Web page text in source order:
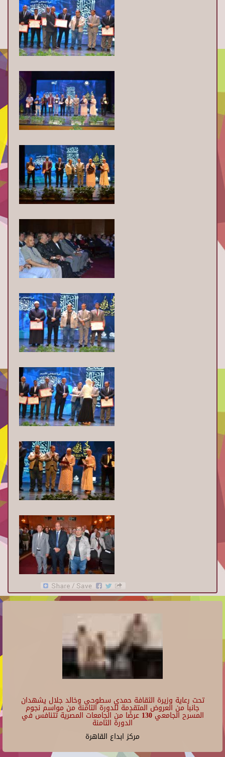
تحت رعاية وزيرة الثقافة حمدي سطوحي وخالد جلال يشهدان
جانبا من العروض المتقدمة للدورة الثامنة من مواسم نجوم
المسرح الجامعي 130 عرضًا من الجامعات المصرية تتنافس في
الدورة الثامنة
مركز ابداع القاهرة